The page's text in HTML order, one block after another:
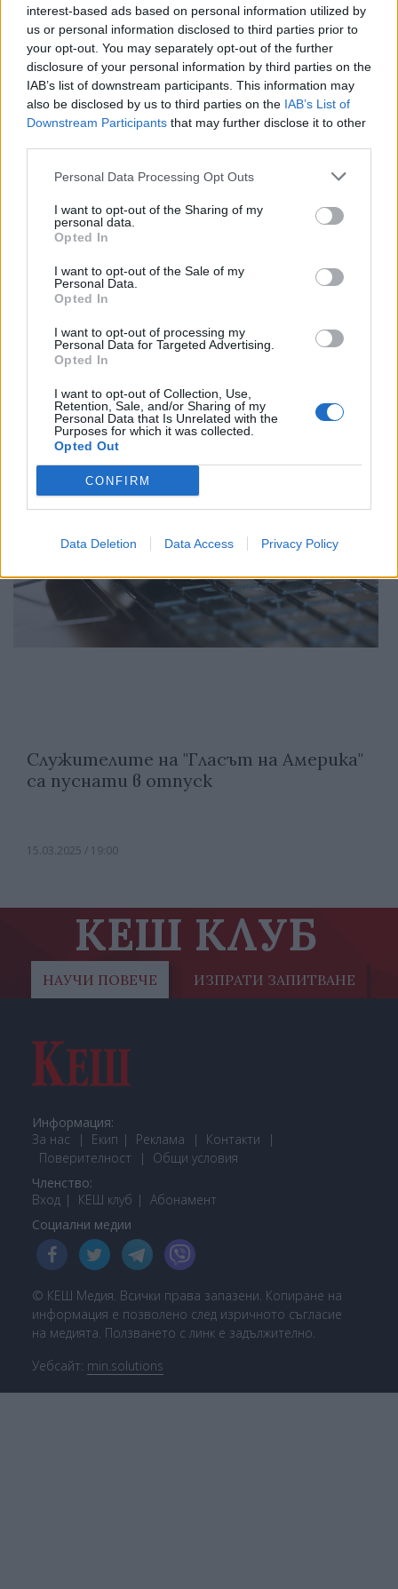
interest-based ads based on personal information utilized by
us or personal information disclosed to third parties prior to
your opt-out. You may separately opt-out of the further
disclosure of your personal information by third parties on the
IAB’s list of downstream participants. This information may
also be disclosed by us to third parties on the IAB’s List of
Downstream Participants that may further disclose it to other
Personal Data Processing Opt Outs
I want to opt-out of the Sharing of my
personal data.
Opted In
I want to opt-out of the Sale of my
Personal Data.
Opted In
I want to opt-out of processing my
Personal Data for Targeted Advertising.
Opted In
I want to opt-out of Collection, Use,
Retention, Sale, and/or Sharing of my
Personal Data that Is Unrelated with the
Purposes for which it was collected.
Opted Out
CONFIRM
Data Deletion Data Access Privacy Policy
Френско радио се извини за гаф с
17.11.2020 / 09:07
Служителите на "Гласът на Америка"
са пуснати в отпуск
15.03.2025 / 19:00
КЕШ КЛУБ
НАУЧИ ПОВЕЧЕ ИЗПРАТИ ЗАПИТВАНЕ
Информация:
За нас
Екип Реклама
Контакти
Поверителност
Общи условия
Членство:
Вход
КЕШ клуб Абонамент
Социални медии
© КЕШ Медия. Всички права запазени. Копиране на
информация е позволено след изричното съгласие
на медията. Ползването с линк е задължително.
Уебсайт: min.solutions